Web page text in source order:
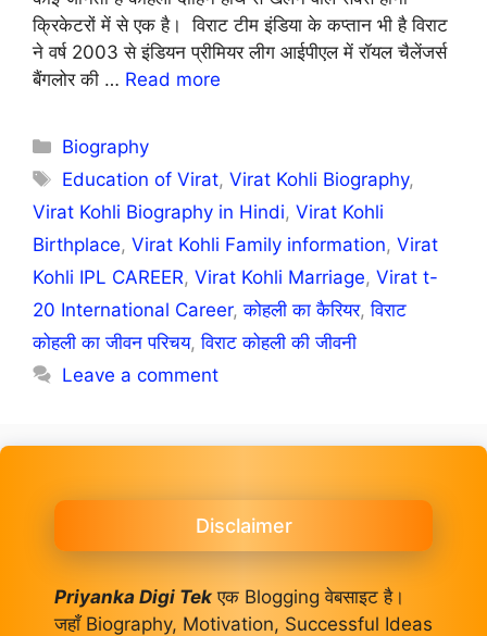
क्रिकेटरों में से एक है। विराट टीम इंडिया के कप्तान भी है विराट
ने वर्ष 2003 से इंडियन प्रीमियर लीग आईपीएल में रॉयल चैलेंजर्स
बैंगलोर की … Read more
Categories
Biography
Tags
Education of Virat,Virat Kohli Biography,
Virat Kohli Biography in Hindi, Virat Kohli
Birthplace, Virat Kohli Family information, Virat
Kohli IPL CAREER, Virat Kohli Marriage, Virat t-
20 International Career,कोहली का कैरियर,विराट
कोहली का जीवन परिचय,विराट कोहली की जीवनी
Leave a comment
Disclaimer
Priyanka Digi Tek एक Blogging वेबसाइट है।
जहाँ Biography, Motivation, Successful Ideas